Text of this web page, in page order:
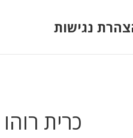
נגישות
כרית רוהו